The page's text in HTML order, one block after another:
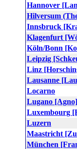
Hannover
Hilversum
Innsbruck
Klagenfurt
Köln/Bonn
Leipzig
Linz
Lausanne
Locarno
Lugano [Agno]
Luxembourg
Luzern
Maastricht
München